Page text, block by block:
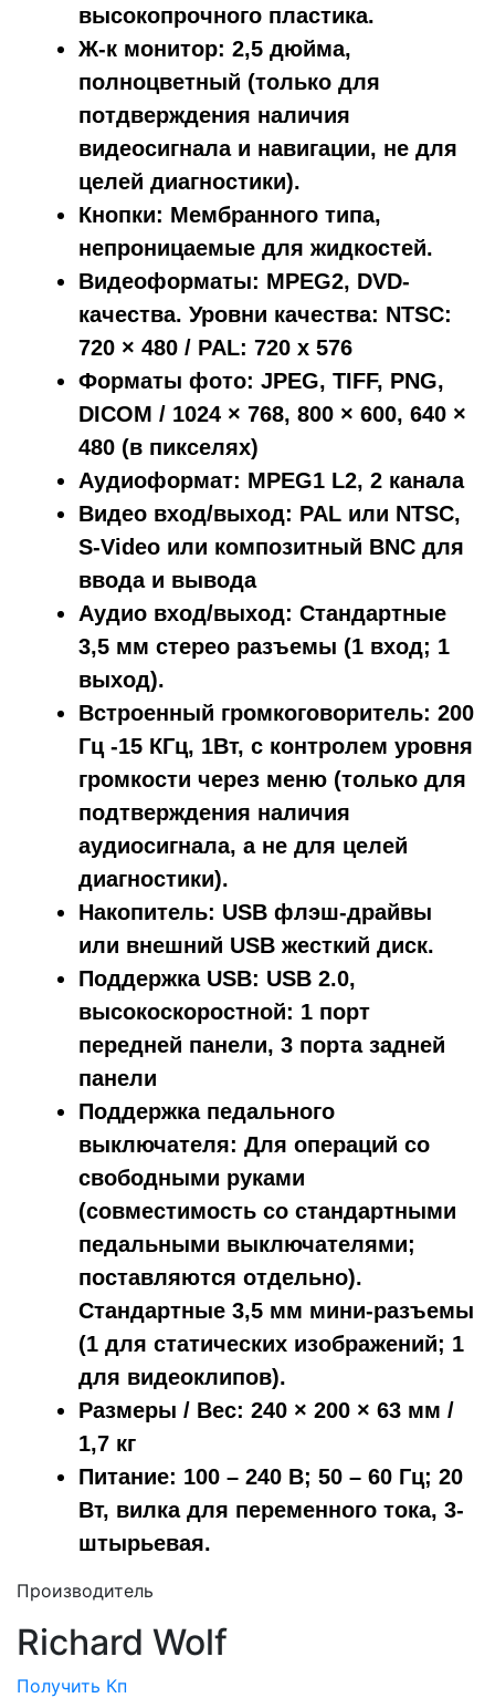
высокопрочного пластика.
Ж-к монитор: 2,5 дюйма,
полноцветный (только для
потдверждения наличия
видеосигнала и навигации, не для
целей диагностики).
Кнопки: Мембранного типа,
непроницаемые для жидкостей.
Видеоформаты: MPEG2, DVD-
качества. Уровни качества: NTSC:
720 × 480 / PAL: 720 x 576
Форматы фото: JPEG, TIFF, PNG,
DICOM / 1024 × 768, 800 × 600, 640 ×
480 (в пикселях)
Аудиоформат: MPEG1 L2, 2 канала
Видео вход/выход: PAL или NTSC,
S-Video или композитный BNC для
ввода и вывода
Аудио вход/выход: Стандартные
3,5 мм стерео разъемы (1 вход; 1
выход).
Встроенный громкоговоритель: 200
Гц -15 КГц, 1Вт, с контролем уровня
громкости через меню (только для
подтверждения наличия
аудиосигнала, а не для целей
диагностики).
Накопитель: USB флэш-драйвы
или внешний USB жесткий диск.
Поддержка USB: USB 2.0,
высокоскоростной: 1 порт
передней панели, 3 порта задней
панели
Поддержка педального
выключателя: Для операций со
свободными руками
(совместимость со стандартными
педальными выключателями;
поставляются отдельно).
Стандартные 3,5 мм мини-разъемы
(1 для статических изображений; 1
для видеоклипов).
Размеры / Вес: 240 × 200 × 63 мм /
1,7 кг
Питание: 100 – 240 В; 50 – 60 Гц; 20
Вт, вилка для переменного тока, 3-
штырьевая.
Производитель
Richard Wolf
Получить Кп